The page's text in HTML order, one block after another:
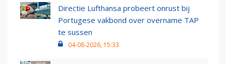
Directie Lufthansa probeert onrust bij
Portugese vakbond over overname TAP
te sussen
04-08-2026, 15:33